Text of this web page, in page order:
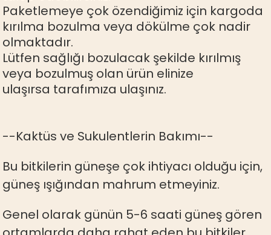
Paketlemeye çok özendiğimiz için kargoda
kırılma bozulma veya dökülme çok nadir
olmaktadır.
Lütfen sağlığı bozulacak şekilde kırılmış
veya bozulmuş olan ürün elinize
ulaşırsa tarafımıza ulaşınız.
--Kaktüs ve Sukulentlerin Bakımı--
Bu bitkilerin güneşe çok ihtiyacı olduğu için,
güneş ışığından mahrum etmeyiniz.
Genel olarak günün 5-6 saati güneş gören